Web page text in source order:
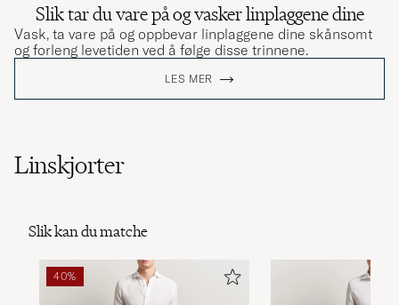
Slik tar du vare på og vasker linplaggene dine
Vask, ta vare på og oppbevar linplaggene dine skånsomt
og forleng levetiden ved å følge disse trinnene.
LES MER
Linskjorter
Slik kan du matche
40%